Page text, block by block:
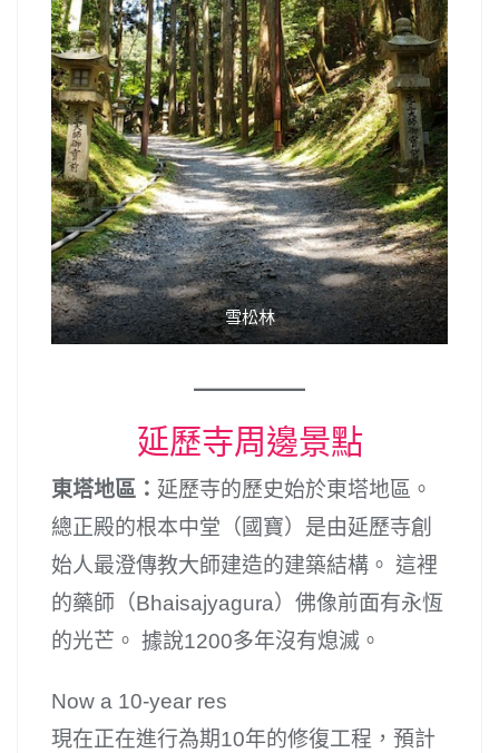
雪松林
延歷寺周邊景點
東塔地區： 延歷寺的歷史始於東塔地區。
總正殿的根本中堂（國寶）是由延歷寺創
始人最澄傳教大師建造的建築結構。 這裡
的藥師（Bhaisajyagura）佛像前面有永恆
的光芒。 據說1200多年沒有熄滅。
Now a 10-year res
現在正在進行為期10年的修復工程，預計